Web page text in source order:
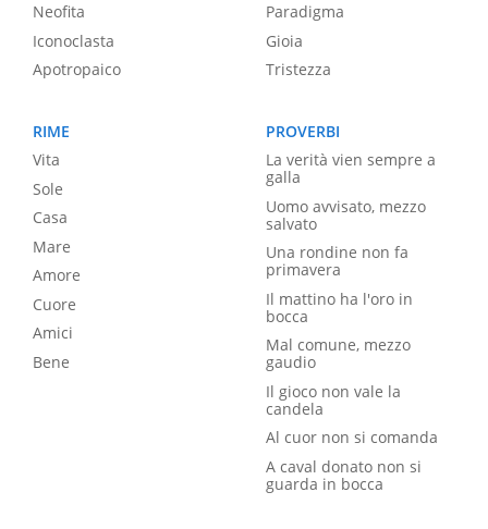
Neofita
Iconoclasta
Apotropaico
Paradigma
Gioia
Tristezza
RIME
Vita
Sole
Casa
Mare
Amore
Cuore
Amici
Bene
PROVERBI
La verità vien sempre a
galla
Uomo avvisato, mezzo
salvato
Una rondine non fa
primavera
Il mattino ha l'oro in
bocca
Mal comune, mezzo
gaudio
Il gioco non vale la
candela
Al cuor non si comanda
A caval donato non si
guarda in bocca